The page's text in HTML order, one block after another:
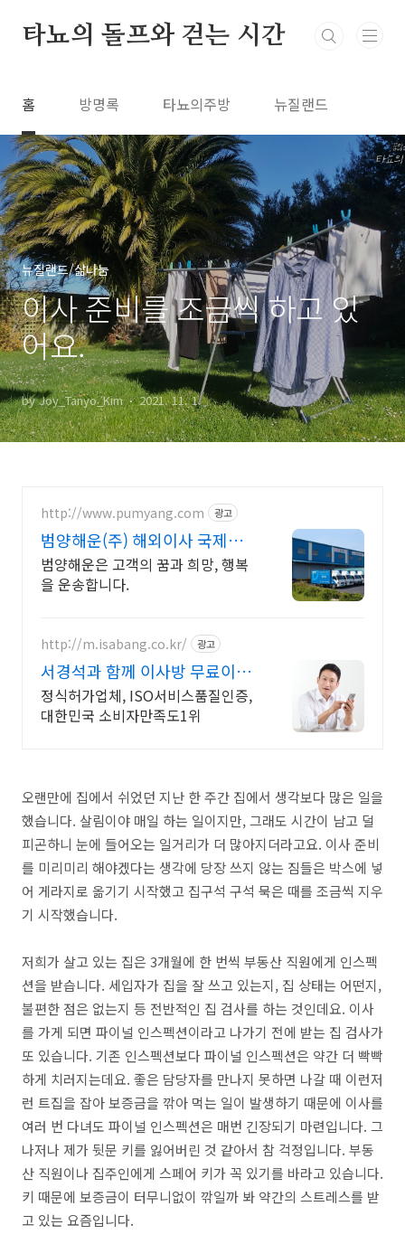
타뇨의 돌프와 걷는 시간
홈 방명록 타뇨의주방 뉴질랜드
뉴질랜드/삶나눔
이사 준비를 조금씩 하고 있
어요.
by Joy_Tanyo_Kim 2021. 11. 1.
http://www.pumyang.com 광고
범양해운(주) 해외이사 국제운
송의 해결사
범양해운은 고객의 꿈과 희망, 행복
을 운송합니다.
http://m.isabang.co.kr/ 광고
서경석과 함께 이사방 무료이사
견적
정식허가업체, ISO서비스품질인증,
대한민국 소비자만족도1위
오랜만에 집에서 쉬었던 지난 한 주간 집에서 생각보다 많은 일을
했습니다. 살림이야 매일 하는 일이지만, 그래도 시간이 남고 덜
피곤하니 눈에 들어오는 일거리가 더 많아지더라고요. 이사 준비
를 미리미리 해야겠다는 생각에 당장 쓰지 않는 짐들은 박스에 넣
어 게라지로 옮기기 시작했고 집구석 구석 묵은 때를 조금씩 지우
기 시작했습니다.
저희가 살고 있는 집은 3개월에 한 번씩 부동산 직원에게 인스펙
션을 받습니다. 세입자가 집을 잘 쓰고 있는지, 집 상태는 어떤지,
불편한 점은 없는지 등 전반적인 집 검사를 하는 것인데요. 이사
를 가게 되면 파이널 인스펙션이라고 나가기 전에 받는 집 검사가
또 있습니다. 기존 인스펙션보다 파이널 인스펙션은 약간 더 빡빡
하게 치러지는데요. 좋은 담당자를 만나지 못하면 나갈 때 이런저
런 트집을 잡아 보증금을 깎아 먹는 일이 발생하기 때문에 이사를
여러 번 다녀도 파이널 인스펙션은 매번 긴장되기 마련입니다. 그
나저나 제가 뒷문 키를 잃어버린 것 같아서 참 걱정입니다. 부동
산 직원이나 집주인에게 스페어 키가 꼭 있기를 바라고 있습니다.
키 때문에 보증금이 터무니없이 깎일까 봐 약간의 스트레스를 받
고 있는 요즘입니다.